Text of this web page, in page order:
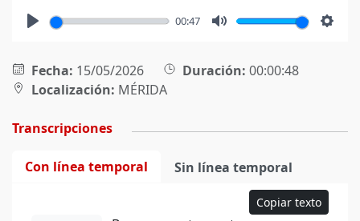
00:47
Fecha: 15/05/2026 Duración: 00:00:48
Localización: MÉRIDA
Transcripciones
Con línea temporal Sin línea temporal
Copiar texto